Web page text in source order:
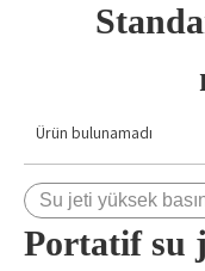
Ürün bulunamadı
Su jeti yüksek
Portatif su